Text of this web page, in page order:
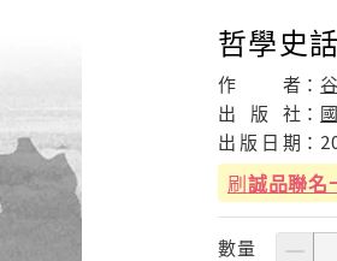
哲學史
作 者：
出
版 社：
出 版 日 期：
刷誠品聯名
數量